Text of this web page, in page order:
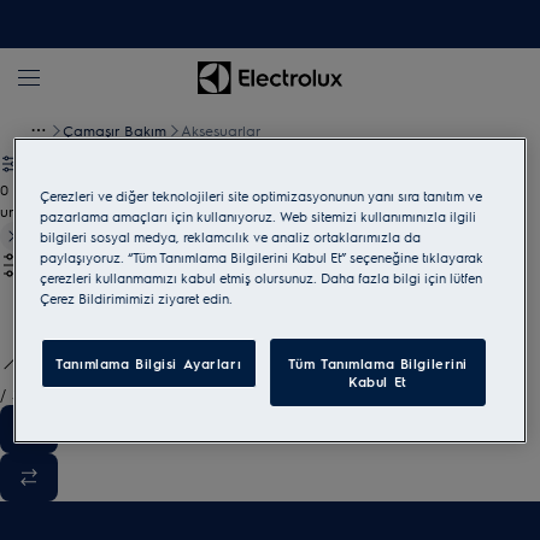
Çamaşır Bakım Aksesuarlar
0
undefined
/ 3
Çerezleri ve diğer teknolojileri site optimizasyonunun yanı sıra tanıtım ve
pazarlama amaçları için kullanıyoruz. Web sitemizi kullanımınızla ilgili
bilgileri sosyal medya, reklamcılık ve analiz ortaklarımızla da
paylaşıyoruz. “Tüm Tanımlama Bilgilerini Kabul Et” seçeneğine tıklayarak
çerezleri kullanmamızı kabul etmiş olursunuz. Daha fazla bilgi için lütfen
Çerez Bildirimimizi ziyaret edin.
Tanımlama Bilgisi Ayarları
Tüm Tanımlama Bilgilerini
Kabul Et